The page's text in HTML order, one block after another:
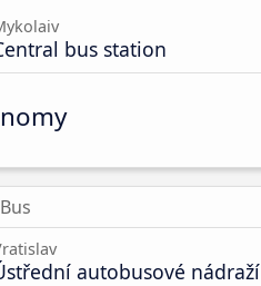
bus station
autobusové nádraží